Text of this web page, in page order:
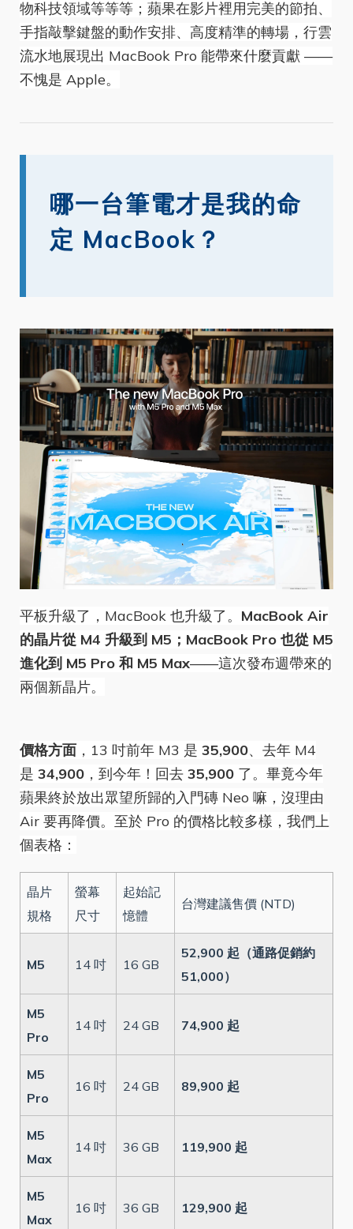
物科技領域等等等；蘋果在影片裡用完美的節拍、
手指敲擊鍵盤的動作安排、高度精準的轉場，行雲
流水地展現出 MacBook Pro 能帶來什麼貢獻 ——
不愧是 Apple。
哪一台筆電才是我的命
定 MacBook？
平板升級了，MacBook 也升級了。 MacBook Air
的晶片從 M4 升級到 M5；MacBook Pro 也從 M5
進化到 M5 Pro 和 M5 Max——這次發布週帶來的
兩個新晶片。
價格方面 ，13 吋前年 M3 是 35,900、去年 M4
是 34,900 ，到今年！回去 35,900 了。畢竟今年
蘋果終於放出眾望所歸的入門磚 Neo 嘛，沒理由
Air 要再降價。至於 Pro 的價格比較多樣，我們上
個表格：
晶片
規格
螢幕
尺寸
起始記
憶體
台灣建議售價 (NTD)
M5 14 吋 16 GB
52,900 起（通路促銷約
51,000）
M5
Pro
14 吋 24 GB 74,900 起
M5
Pro
16 吋 24 GB 89,900 起
M5
Max
14 吋 36 GB 119,900 起
M5
Max
16 吋 36 GB 129,900 起